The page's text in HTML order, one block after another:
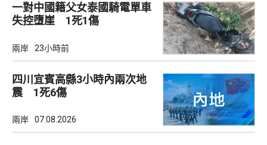
一對中國籍父女泰國騎電單車
失控墮崖 1死1傷
兩岸 23小時前
四川宜賓高縣3小時內兩次地
震 1死6傷
兩岸 07.08.2026